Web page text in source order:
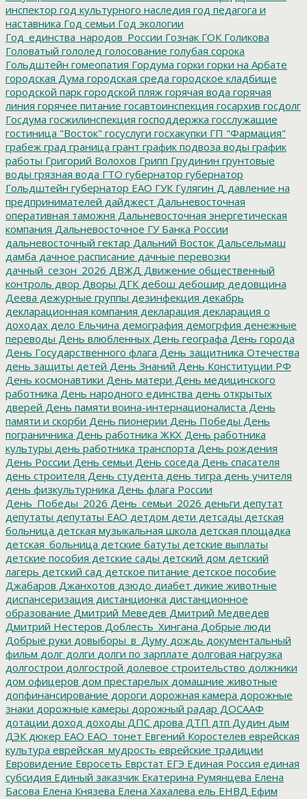
инспектор год культурного наследия год педагога и
наставника Год семьи Год экологии
Год_единства_народов_России Гознак ГОК Голикова
Головатый гололед голосование голубая сорока
Гольдштейн гомеопатия Гордума горки горки на Арбате
городская Дума городская среда городское кладбище
городской парк городской пляж горячая вода горячая
линия горячее питание госавтоинспекция госархив госдолг
Госдума госжилинспекция господдержка госслужащие
гостиница "Восток" госуслуги госхакупки ГП "Фармация"
грабеж град граница грант график подвоза воды график
работы Григорий Волохов Грипп Грудинин грунтовые
воды грязная вода ГТО губернатор губернатор
Гольдштейн губернатор ЕАО ГУК Гулягин Д давление на
предпринимателей дайджест Дальневосточная
оперативная таможня Дальневосточная энергетическая
компания Дальневосточное ГУ Банка России
дальневосточный гектар Дальний Восток Дальсельмаш
дамба дачное расписание дачные перевозки
дачный_сезон_2026 ДВЖД Движение общественный
контроль двор Дворы ДГК дебош дебошир дедовщина
Деева дежурные группы дезинфекция декабрь
декларационная компания декларация декларация о
доходах дело Ельчина демография демогрфия денежные
переводы День влюбленных День географа День города
День Государственного флага День защитника Отечества
день защиты детей День Знаний День Конституции РФ
День космонавтики День матери День медицинского
работника День народного единства день открытых
дверей День памяти воина-интернационалиста День
памяти и скорби День пионерии День Победы День
пограничника День работника ЖКХ День работника
культуры день работника транспорта День рождения
День России День семьи День соседа День спасателя
день строителя День студента день тигра день учителя
день физкультурника День флага России
День_Победы_2026 День_семьи_2026 деньги депутат
депутаты депутаты ЕАО детдом дети детсады детская
больница детская музыкальная школа детская площадка
детская_больница детские батуты детские выплаты
детские пособия детские сады детский дом детский
лагерь детский сад детское питание детское пособие
Джабаров Джанхотов дзюдо диабет дикие животные
диспансеризация дистанционка дистанционное
образование Дмитрий Меведев Дмитрий Медведев
Дмитрий Нестеров Доблесть_Хингана Добрые люди
Добрые руки довыборы_в_Думу дождь документальный
фильм долг долги долги по зарплате долговая нагрузка
долгострои долгострой долевое строительство должники
дом офицеров дом престарелых домашние животные
допфинансирование дороги дорожная камера дорожные
знаки дорожные камеры дорожный радар ДОСААФ
дотации доход доходы ДПС дрова ДТП дтп Дудин дым
ДЭК дюкер ЕАО ЕАО_тонет Евгений Коростелев еврейская
культура еврейская_мудрость еврейские традиции
Евровидение Евросеть Еврстат ЕГЭ Единая Россия единая
субсидия Единый заказчик Екатерина Румянцева Елена
Басова Елена Князева Елена Хахалева ель ЕНВД Ефим